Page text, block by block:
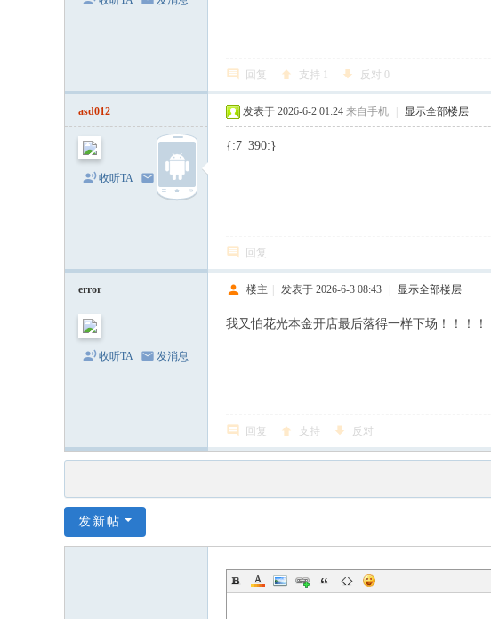
回复 支持 反对 0
asd012
收听TA 发消息
发表于 2026-6-2 01:24 来自手机 显示全部楼层
{:7_390:}
回复
error
收听TA 发消息
楼主 发表于 2026-6-3 08:43 显示全部楼层
我又怕花光本金开店最后落得一样下场！！！！
回复 支持 反对
发新帖